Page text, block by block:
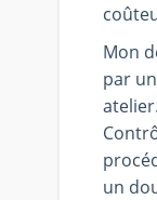
Mon
par
un